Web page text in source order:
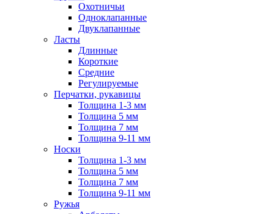
Охотничьи
Одноклапанные
Двуклапанные
Ласты
Длинные
Короткие
Средние
Регулируемые
Перчатки, рукавицы
Толщина 1-3 мм
Толщина 5 мм
Толщина 7 мм
Толщина 9-11 мм
Носки
Толщина 1-3 мм
Толщина 5 мм
Толщина 7 мм
Толщина 9-11 мм
Ружья